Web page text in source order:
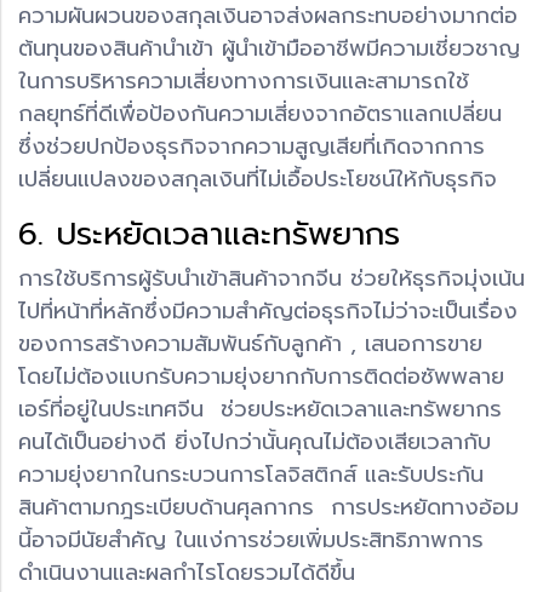
ความผันผวนของสกุลเงินอาจส่งผลกระทบอย่างมากต่อ
ต้นทุนของสินค้านำเข้า ผู้นำเข้ามืออาชีพมีความเชี่ยวชาญ
ในการบริหารความเสี่ยงทางการเงินและสามารถใช้
กลยุทธ์ที่ดีเพื่อป้องกันความเสี่ยงจากอัตราแลกเปลี่ยน
ซึ่งช่วยปกป้องธุรกิจจากความสูญเสียที่เกิดจากการ
เปลี่ยนแปลงของสกุลเงินที่ไม่เอื้อประโยชน์ให้กับธุรกิจ
6. ประหยัดเวลาและทรัพยากร
การใช้บริการผู้รับนำเข้าสินค้าจากจีน ช่วยให้ธุรกิจมุ่งเน้น
ไปที่หน้าที่หลักซึ่งมีความสำคัญต่อธุรกิจไม่ว่าจะเป็นเรื่อง
ของการสร้างความสัมพันธ์กับลูกค้า , เสนอการขาย
โดยไม่ต้องแบกรับความยุ่งยากกับการติดต่อซัพพลาย
เอร์ที่อยู่ในประเทศจีน ช่วยประหยัดเวลาและทรัพยากร
คนได้เป็นอย่างดี ยิ่งไปกว่านั้นคุณไม่ต้องเสียเวลากับ
ความยุ่งยากในกระบวนการโลจิสติกส์ และรับประกัน
สินค้าตามกฎระเบียบด้านศุลกากร การประหยัดทางอ้อม
นี้อาจมีนัยสำคัญ ในแง่การช่วยเพิ่มประสิทธิภาพการ
ดำเนินงานและผลกำไรโดยรวมได้ดีขึ้น